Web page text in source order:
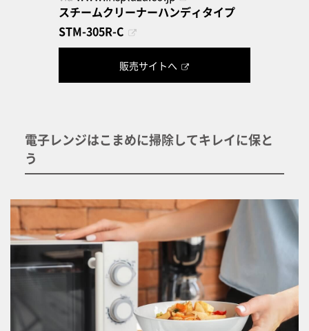
スチームクリーナーハンディタイプ
STM-305R-C
販売サイトへ
電子レンジはこまめに掃除してキレイに保と
う